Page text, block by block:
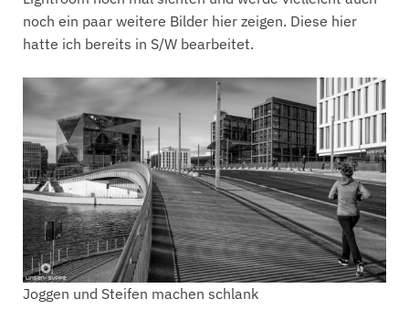
noch ein paar weitere Bilder hier zeigen. Diese hier
hatte ich bereits in S/W bearbeitet.
Joggen und Steifen machen schlank